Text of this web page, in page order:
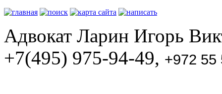
Адвокат Ларин Игорь
+7(495) 975-94-49, +972 55